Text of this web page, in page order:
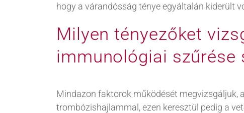
hogy a várandósság ténye egyáltalán kiderült
Milyen tényezőket
immunológiai szűrése
Mindazon faktorok működését megvizsgáljuk,
trombózishajlammal, ezen keresztül pedig a